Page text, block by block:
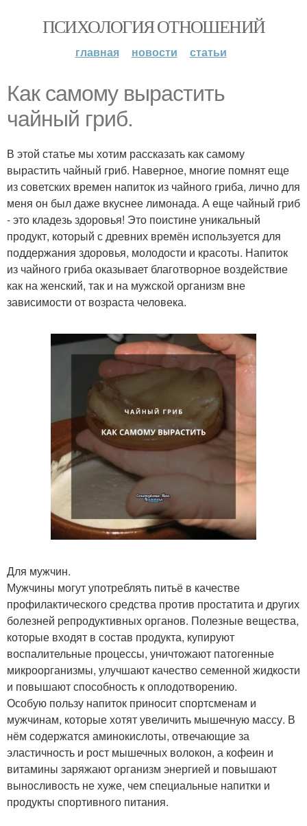
ПСИХОЛОГИЯ ОТНОШЕНИЙ
главная новости статьи
Как самому вырастить
чайный гриб.
В этой статье мы хотим рассказать как самому
вырастить чайный гриб. Наверное, многие помнят еще
из советских времен напиток из чайного гриба, лично для
меня он был даже вкуснее лимонада. А еще чайный гриб
- это кладезь здоровья! Это поистине уникальный
продукт, который с древних времён используется для
поддержания здоровья, молодости и красоты. Напиток
из чайного гриба оказывает благотворное воздействие
как на женский, так и на мужской организм вне
зависимости от возраста человека.
Для мужчин.
Мужчины могут употреблять питьё в качестве
профилактического средства против простатита и других
болезней репродуктивных органов. Полезные вещества,
которые входят в состав продукта, купируют
воспалительные процессы, уничтожают патогенные
микроорганизмы, улучшают качество семенной жидкости
и повышают способность к оплодотворению.
Особую пользу напиток приносит спортсменам и
мужчинам, которые хотят увеличить мышечную массу. В
нём содержатся аминокислоты, отвечающие за
эластичность и рост мышечных волокон, а кофеин и
витамины заряжают организм энергией и повышают
выносливость не хуже, чем специальные напитки и
продукты спортивного питания.